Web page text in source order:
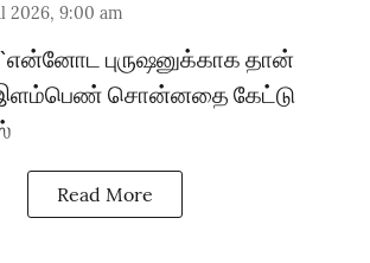
2026, 9:00 am
புருஷனுக்காக தான்
இளம்பெண் சொன்னதை கேட்டு
Read More